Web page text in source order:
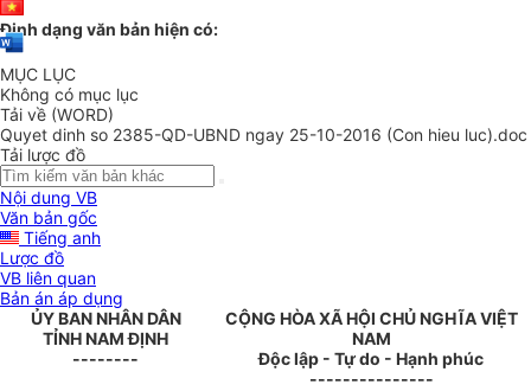
Định dạng văn bản hiện có:
MỤC LỤC
Không có mục lục
Tải về (WORD)
Quyet dinh so 2385-QD-UBND ngay 25-10-2016 (Con hieu luc).doc
Tải lược đồ
Nội dung VB
Văn bản gốc
Tiếng anh
Lược đồ
VB liên quan
Bản án áp dụng
ỦY BAN NHÂN DÂN
TỈNH NAM ĐỊNH
--------
CỘNG HÒA XÃ HỘI CHỦ NGHĨA VIỆT
NAM
Độc lập - Tự do - Hạnh phúc
---------------